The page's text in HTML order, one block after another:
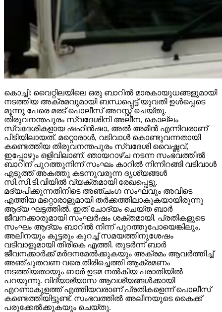
കൊച്ചി: വൈറ്റിലയിലെ ഒരു ബാറില്‍ മാരകായുധങ്ങളുമായി
നടത്തിയ അക്രമവുമായി ബന്ധപ്പെട്ട് യുവതി ഉള്‍പ്പെടെ
മൂന്നു പേരെ മരട് പൊലീസ് അറസ്റ്റ് ചെയ്തു.
തിരുവനന്തപുരം സ്വദേശിനി അലീന, കൊല്ലം
സ്വദേശികളായ ഷഹിന്‍ഷാ, അല്‍ അമീന്‍ എന്നിവരാണ്
പിടിയിലായത്. മറ്റൊരാള്‍, വടിവാള്‍ കൊണ്ടുവന്നതായി
കണ്ടെത്തിയ തിരുവനന്തപുരം സ്വദേശി വൈഷ്ണവ്,
ഇപ്പോഴും ഒളിവിലാണ്. ഞായറാഴ്ച നടന്ന സംഭവത്തില്‍
ബാറിന് പുറത്തുനിന്ന് സംഘം കാറില്‍ നിന്നിറങ്ങി വടിവാള്‍
എടുത്ത് അകത്തു കടന്നുവരുന്ന ദൃശ്യങ്ങള്‍
സി.സി.ടി.വിയില്‍ വ്യക്തമായി രേഖപ്പെട്ടു.
മദ്യപിക്കുന്നതിനിടെ അഞ്ചംഗ സംഘവും അവിടെ
എത്തിയ മറ്റൊരാളുമായി തര്‍ക്കത്തിലാകുകയായിരുന്നു
ആദ്യ ഘട്ടത്തില്‍. ഇത് ചോദ്യം ചെയ്ത ബാര്‍
ജീവനക്കാരുമായി സംഘര്‍ഷം ശക്തമായി. പ്രതികളുടെ
സംഘം ആദ്യം ബാറില്‍ നിന്ന് പുറത്തുപോയെങ്കിലും,
അലീനയും കൂട്ടരും കുറച്ച് സമയത്തിനുശേഷം
വടിവാളുമായി തിരികെ എത്തി. തുടര്‍ന്ന് ബാര്‍
ജീവനക്കാര്‍ക്ക് മര്‍ദനമേല്‍ക്കുകയും അക്രമം ആവര്‍ത്തിച്ച്
അഞ്ചുതവണ വരെ തിരിച്ചെത്തി ആക്രമണം
നടത്തിയതായും ബാര്‍ ഉടമ നല്‍കിയ പരാതിയില്‍
പറയുന്നു. വിദ്യാഭ്യാസ ആവശ്യങ്ങള്‍ക്കായി
എറണാകുളത്ത് എത്തിയവരാണ് പ്രതികളെന്ന് പൊലീസ്
കണ്ടെത്തിയിട്ടുണ്ട്. സംഭവത്തില്‍ അലീനയുടെ കൈക്ക്
പരുക്കേല്‍ക്കുകയും ചെയ്തു.